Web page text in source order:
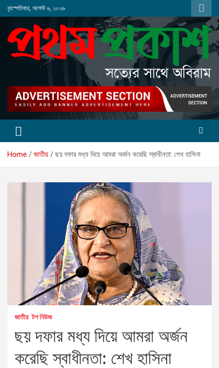
Skip
to
বৃহস্পতিবার, আগস্ট ৬, ২০২৬
Home জাতীয় ছয় দফার মধ্য দিয়ে আমরা অর্জন করেছি স্বাধীনতা: শেখ হাসিনা
জাতীয় টপ নিউজ
ছয় দফার মধ্য দিয়ে আমরা অর্জন
করেছি স্বাধীনতা: শেখ হাসিনা